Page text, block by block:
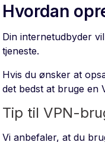
Hvordan
Din internetudbyder
tjeneste.
Hvis du ønsker at
det bedst at bruge en
Tip til VPN-
Vi anbefaler, at du